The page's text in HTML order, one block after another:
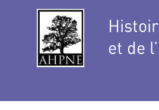
et de